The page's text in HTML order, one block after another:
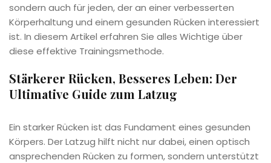
sondern auch für jeden, der an einer verbesserten
Körperhaltung und einem gesunden Rücken interessiert
ist. In diesem Artikel erfahren Sie alles Wichtige über
diese effektive Trainingsmethode.
Stärkerer Rücken, Besseres Leben: Der
Ultimative Guide zum Latzug
Ein starker Rücken ist das Fundament eines gesunden
Körpers. Der Latzug hilft nicht nur dabei, einen optisch
ansprechenden Rücken zu formen, sondern unterstützt